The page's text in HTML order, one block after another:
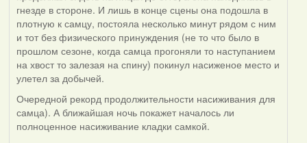
гнезде в стороне. И лишь в конце сцены она подошла в
плотную к самцу, постояла несколько минут рядом с ним
и тот без физического принуждения (не то что было в
прошлом сезоне, когда самца прогоняли то наступанием
на хвост то залезая на спину) покинул насиженое место и
улетел за добычей.
Очередной рекорд продолжительности насиживания для
самца). А ближайшая ночь покажет началось ли
полноценное насиживание кладки самкой.